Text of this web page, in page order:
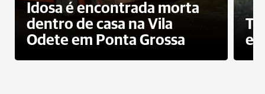
Idosa é encontrada morta
dentro de casa na Vila
Odete em Ponta Grossa
e